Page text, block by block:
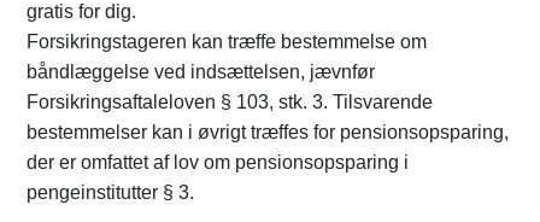
gratis for dig.
Forsikringstageren kan træffe bestemmelse om
båndlæggelse ved indsættelsen, jævnfør
Forsikringsaftaleloven § 103, stk. 3. Tilsvarende
bestemmelser kan i øvrigt træffes for pensionsopsparing,
der er omfattet af lov om pensionsopsparing i
pengeinstitutter § 3.